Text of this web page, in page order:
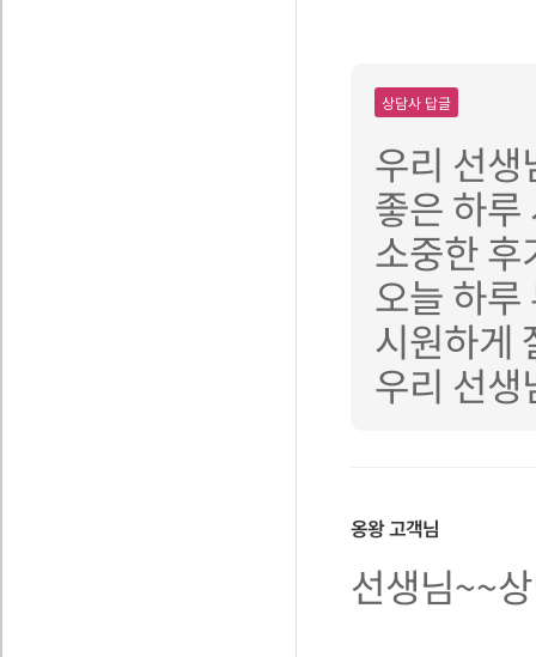
상담사 답글
우리 선
좋은 하
소중한
오늘 하
시원하게
우리 선
옹왕고객님
선생님~~